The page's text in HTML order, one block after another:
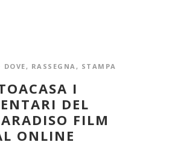
DOVE, RASSEGNA, STAMPA
I
DEL
FILM
ONLINE